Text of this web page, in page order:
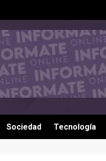
Sociedad Tecnología